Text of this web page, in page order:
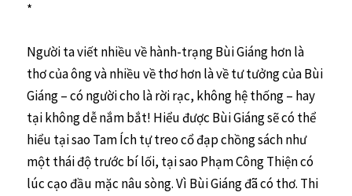
*
Người ta viết nhiều về hành-trạng Bùi Giáng hơn là
thơ của ông và nhiều về thơ hơn là về tư tưởng của Bùi
Giáng – có người cho là rời rạc, không hệ thống – hay
tại không dễ nắm bắt! Hiểu được Bùi Giáng sẽ có thể
hiểu tại sao Tam Ích tự treo cổ đạp chồng sách như
một thái độ trước bí lối, tại sao Phạm Công Thiện có
lúc cạo đầu mặc nâu sòng. Vì Bùi Giáng đã có thơ. Thi